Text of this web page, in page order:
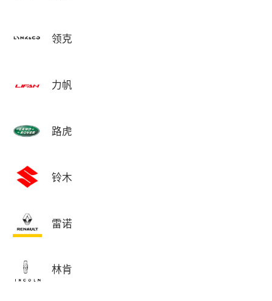
领克
力帆
路虎
铃木
雷诺
林肯